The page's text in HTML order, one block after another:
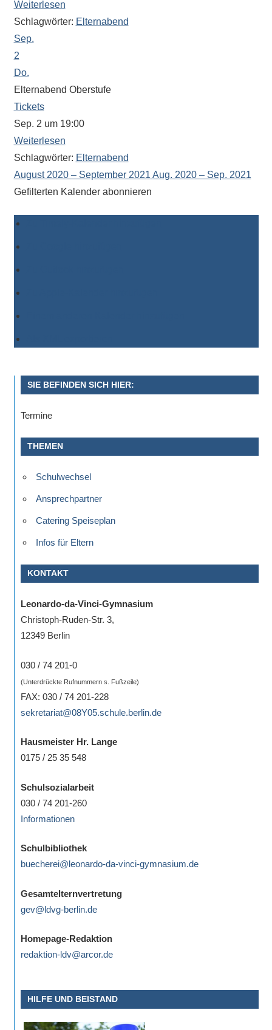
Weiterlesen
Schlagwörter: Elternabend
Sep.
2
Do.
Elternabend Oberstufe
Tickets
Sep. 2 um 19:00
Weiterlesen
Schlagwörter: Elternabend
August 2020 – September 2021 Aug. 2020 – Sep. 2021
Gefilterten Kalender abonnieren
SIE BEFINDEN SICH HIER:
Termine
THEMEN
Schulwechsel
Ansprechpartner
Catering Speiseplan
Infos für Eltern
KONTAKT
Leonardo-da-Vinci-Gymnasium
Christoph-Ruden-Str. 3,
12349 Berlin
030 / 74 201-0
(Unterdrückte Rufnummern s. Fußzeile)
FAX: 030 / 74 201-228
sekretariat@08Y05.schule.berlin.de
Hausmeister Hr. Lange
0175 / 25 35 548
Schulsozialarbeit
030 / 74 201-260
Informationen
Schulbibliothek
buecherei@leonardo-da-vinci-gymnasium.de
Gesamtelternvertretung
gev@ldvg-berlin.de
Homepage-Redaktion
redaktion-ldv@arcor.de
HILFE UND BEISTAND